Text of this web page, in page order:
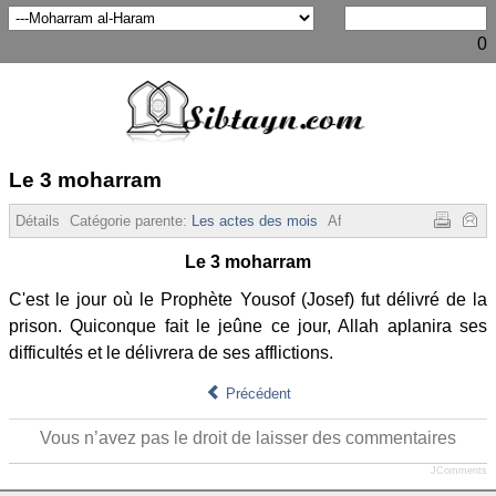
0
Le 3 moharram
Détails Catégorie parente: Les actes des mois Affichages : 5404
Le 3 moharram
C'est le jour où le Prophète Yousof (Josef) fut délivré de la
prison. Quiconque fait le jeûne ce jour, Allah aplanira ses
difficultés et le délivrera de ses afflictions.
Précédent
Vous n’avez pas le droit de laisser des commentaires
JComments